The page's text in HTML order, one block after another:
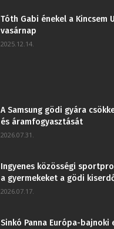
Tóth Gabi énekel a Kincsem
vasárnap
2025.12.14.
A Samsung gödi gyára
és áramfogyasztását
2026.07.31.
Ingyenes közösségi
a gyermekeket a gödi
2026.07.17.
Sinkó Panna Európa-bajnoki